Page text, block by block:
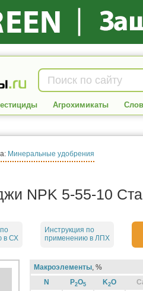
Агрохимикаты
Минеральные удобрения
NPK 5-55-10
в СХ
Инструкция по
применению в ЛПХ
Макроэлементы , %
N
P2O5 K2O